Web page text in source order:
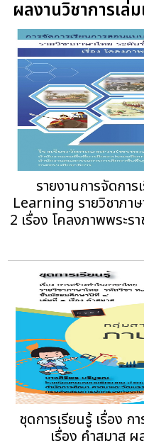
ผลงานวิชาการเล่
รายงานการจัดกา
Learning รายวิชาภา
2 เรื่อง โคลงภาพพระร
ชุดการเรียนรู้ เรื่อง ก
เรื่อง คำสมาส